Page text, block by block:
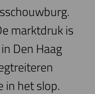
marktdruk is
Den Haag
in het slop.